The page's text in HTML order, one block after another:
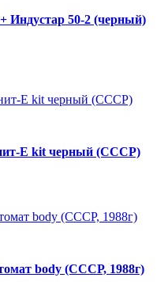
Индустар 50-2 (черный)
Е kit черный (СССР)
body (СССР, 1988г)